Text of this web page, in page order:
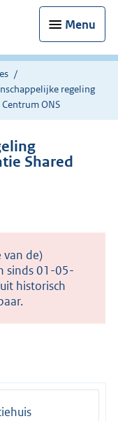
Menu
regeling
ONS
Shared
van de)
sinds 01-05-
historisch